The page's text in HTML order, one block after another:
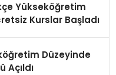
Yükseköğretim
Kurslar Başladı
Düzeyinde
Açıldı